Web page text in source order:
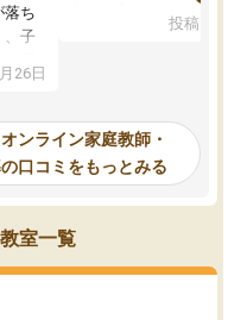
落ち
、子
反
して
日
い
る
26日
で、当初は模試でD判定
自習室が毎日使えていつ
るのが心強かったよう
謝です。
投稿日：
ンライン家庭教師・
口コミをもっとみる
室一覧